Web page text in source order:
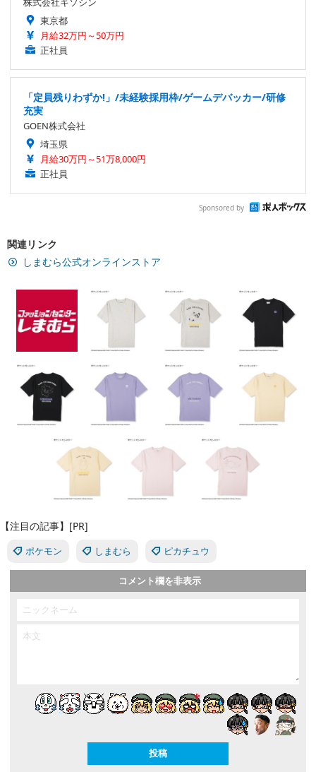
東京都
月給32万円～50万円
正社員
「定員残りわずか!」/未経験採用枠/ゲームデバッカー/研修
充実
GOEN株式会社
埼玉県
月給30万円～51万8,000円
正社員
Sponsored by
関連リンク
しまむら公式オンラインストア
【注目の記事】[PR]
ポケモン しまむら ピカチュウ
コメント欄を非表示